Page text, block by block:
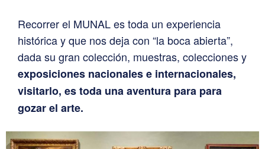
Recorrer el MUNAL es toda un experiencia
histórica y que nos deja con “la boca abierta”,
dada su gran colección, muestras, colecciones y
exposiciones nacionales e internacionales,
visitarlo, es toda una aventura para para
gozar el arte.